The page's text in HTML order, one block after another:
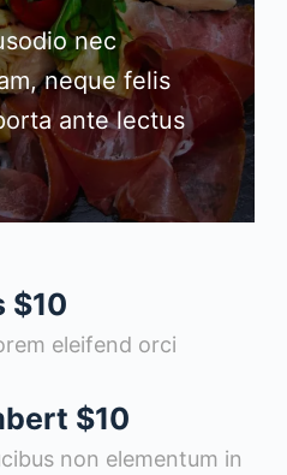
nec
neque felis
ante lectus
$10
eleifend orci
$10
non elementum in